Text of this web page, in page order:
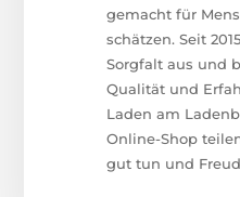
gemacht für
schätzen. Seit
Sorgfalt aus und
Qualität und
Laden am
Online-Shop
gut tun und